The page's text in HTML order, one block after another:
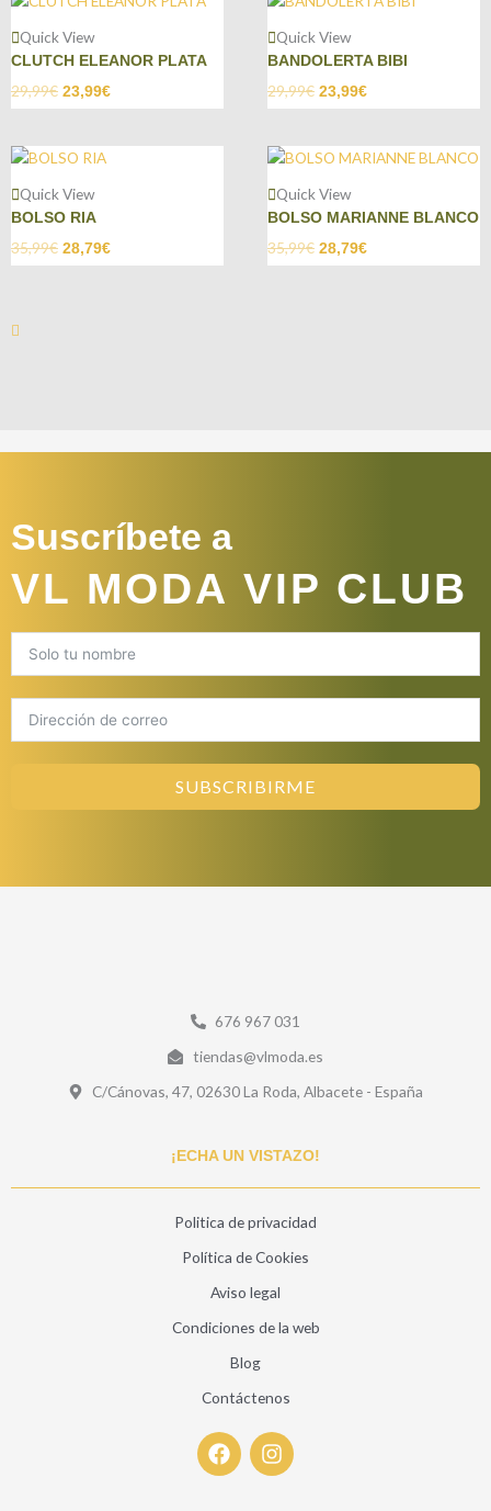
Quick View
CLUTCH ELEANOR PLATA
29,99€ 23,99€
Quick View
BANDOLERTA BIBI
29,99€ 23,99€
Quick View
BOLSO RIA
35,99€ 28,79€
Quick View
BOLSO MARIANNE BLANCO
35,99€ 28,79€
Suscríbete a
VL MODA VIP CLUB
SUBSCRIBIRME
676 967 031
tiendas@vlmoda.es
C/Cánovas, 47, 02630 La Roda, Albacete - España
¡ECHA UN VISTAZO!
Politica de privacidad
Política de Cookies
Aviso legal
Condiciones de la web
Blog
Contáctenos
F
a
I
n